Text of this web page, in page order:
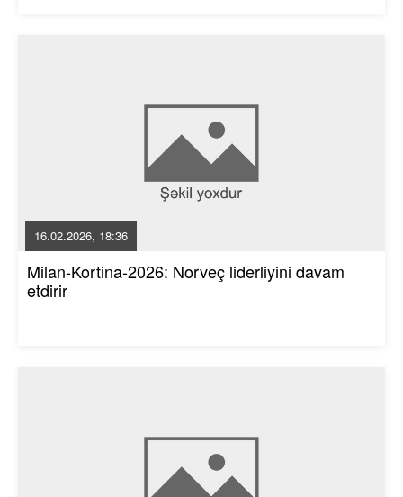
16.02.2026, 18:36
Milan-Kortina-2026: Norveç liderliyini davam
etdirir